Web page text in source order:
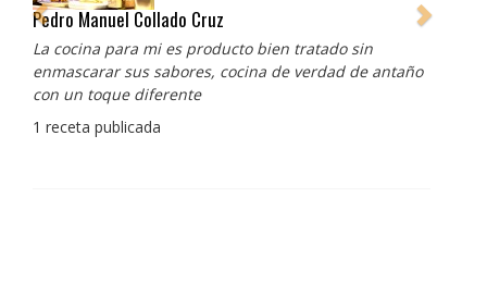
Pedro Manuel Collado Cruz
La cocina para mi es producto bien tratado sin
enmascarar sus sabores, cocina de verdad de antaño
con un toque diferente
1 receta publicada